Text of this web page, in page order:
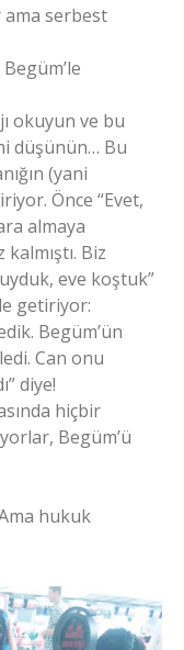
ama serbest
okuyun ve bu
düşünün… Bu
(yani
Önce “Evet,
almaya
kalmıştı. Biz
eve koştuk”
getiriyor:
Begüm’ün
Can onu
diye!
hiçbir
Begüm’ü
hukuk